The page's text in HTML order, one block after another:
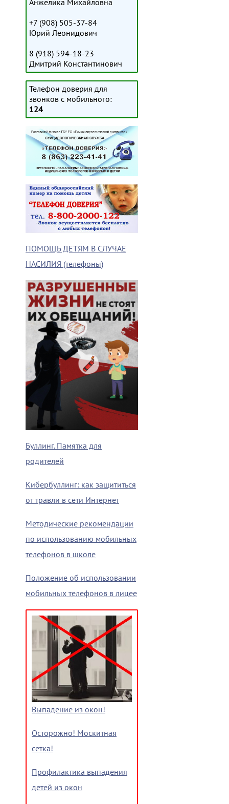
Анжелика Михайловна
+7 (908) 505-37-84
Юрий Леонидович
8 (918) 594-18-23
Дмитрий Константинович
Телефон доверия для
звонков с мобильного:
124
ПОМОЩЬ ДЕТЯМ В СЛУЧАЕ
НАСИЛИЯ (телефоны)
Буллинг. Памятка для
родителей
Кибербуллинг: как защититься
от травли в сети Интернет
Методические рекомендации
по использованию мобильных
телефонов в школе
Положение об использовании
мобильных телефонов в лицее
Выпадение из окон!
Осторожно! Москитная
сетка!
Профилактика выпадения
детей из окон